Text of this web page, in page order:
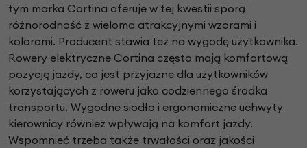
tym marka Cortina oferuje w tej kwestii sporą
różnorodność z wieloma atrakcyjnymi wzorami i
kolorami. Producent stawia też na wygodę użytkownika.
Rowery elektryczne Cortina często mają komfortową
pozycję jazdy, co jest przyjazne dla użytkowników
korzystających z roweru jako codziennego środka
transportu. Wygodne siodło i ergonomiczne uchwyty
kierownicy również wpływają na komfort jazdy.
Wspomnieć trzeba także trwałości oraz jakości